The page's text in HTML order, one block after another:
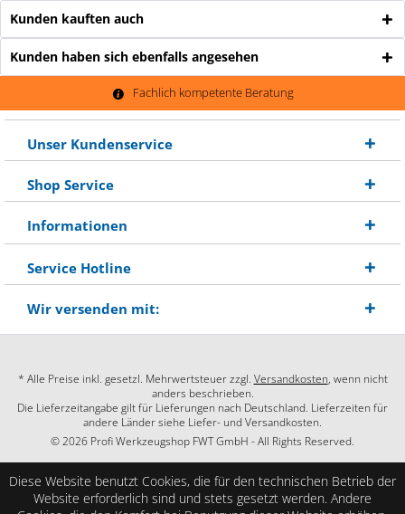
Kunden kauften auch
Kunden haben sich ebenfalls angesehen
Fachlich kompetente Beratung
Unser Kundenservice
Shop Service
Informationen
Service Hotline
Wir versenden mit:
* Alle Preise inkl. gesetzl. Mehrwertsteuer zzgl. Versandkosten, wenn nicht
anders beschrieben.
Die Lieferzeitangabe gilt für Lieferungen nach Deutschland. Lieferzeiten für
andere Länder siehe Liefer- und Versandkosten.
© 2026 Profi Werkzeugshop FWT GmbH - All Rights Reserved.
Diese Website benutzt Cookies, die für den technischen Betrieb der
Website erforderlich sind und stets gesetzt werden. Andere